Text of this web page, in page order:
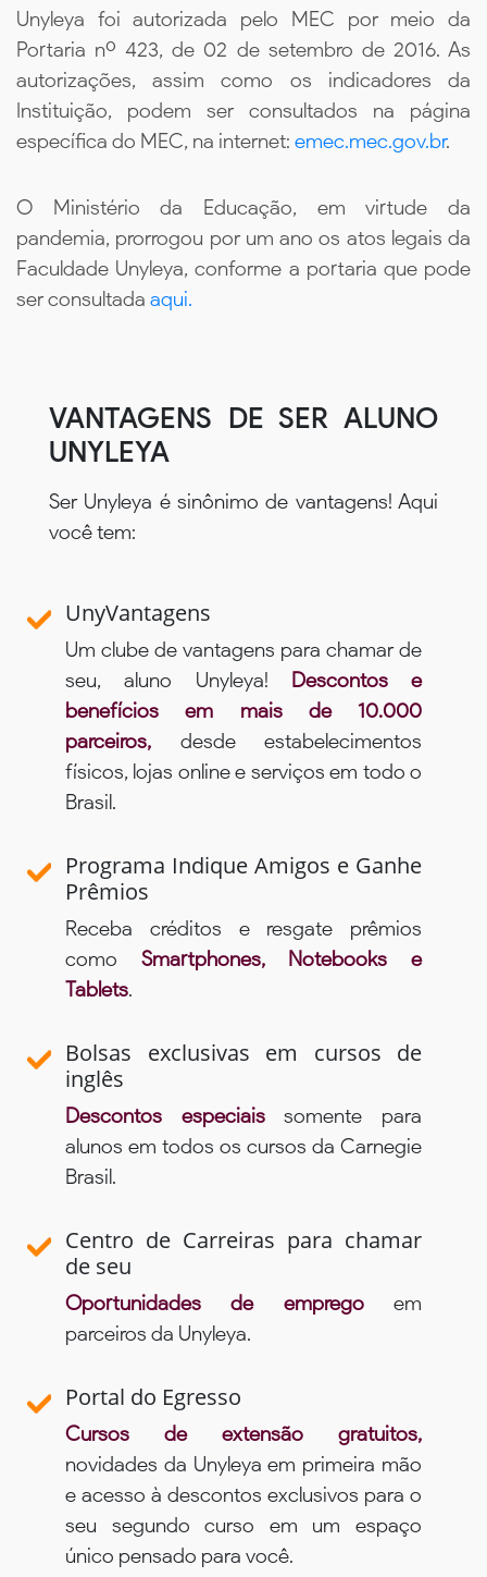
Unyleya foi autorizada pelo MEC por meio da
Portaria nº 423, de 02 de setembro de 2016. As
autorizações, assim como os indicadores da
Instituição, podem ser consultados na página
específica do MEC, na internet: emec.mec.gov.br.
O Ministério da Educação, em virtude da
pandemia, prorrogou por um ano os atos legais da
Faculdade Unyleya, conforme a portaria que pode
ser consultada aqui.
VANTAGENS DE SER ALUNO
UNYLEYA
Ser Unyleya é sinônimo de vantagens! Aqui
você tem:
UnyVantagens
Um clube de vantagens para chamar de
seu, aluno Unyleya! Descontos e
benefícios em mais de 10.000
parceiros, desde estabelecimentos
físicos, lojas online e serviços em todo o
Brasil.
Programa Indique Amigos e Ganhe
Prêmios
Receba créditos e resgate prêmios
como Smartphones, Notebooks e
Tablets.
Bolsas exclusivas em cursos de
inglês
Descontos especiaissomente para
alunos em todos os cursos da Carnegie
Brasil.
Centro de Carreiras para chamar
de seu
Oportunidades de empregoem
parceiros da Unyleya.
Portal do Egresso
Cursos de extensão gratuitos,
novidades da Unyleya em primeira mão
e acesso à descontos exclusivos para o
seu segundo curso em um espaço
único pensado para você.